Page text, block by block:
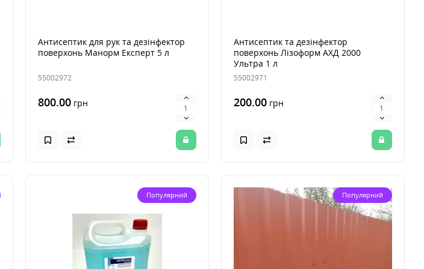
Антисептик для рук та дезінфектор
поверхонь Манорм Експерт 5 л
55002972
800.00грн
Антисептик та дезінфектор
поверхонь Лізоформ АХД 2000
Ультра 1 л
55002971
200.00грн
Популярний Популярний